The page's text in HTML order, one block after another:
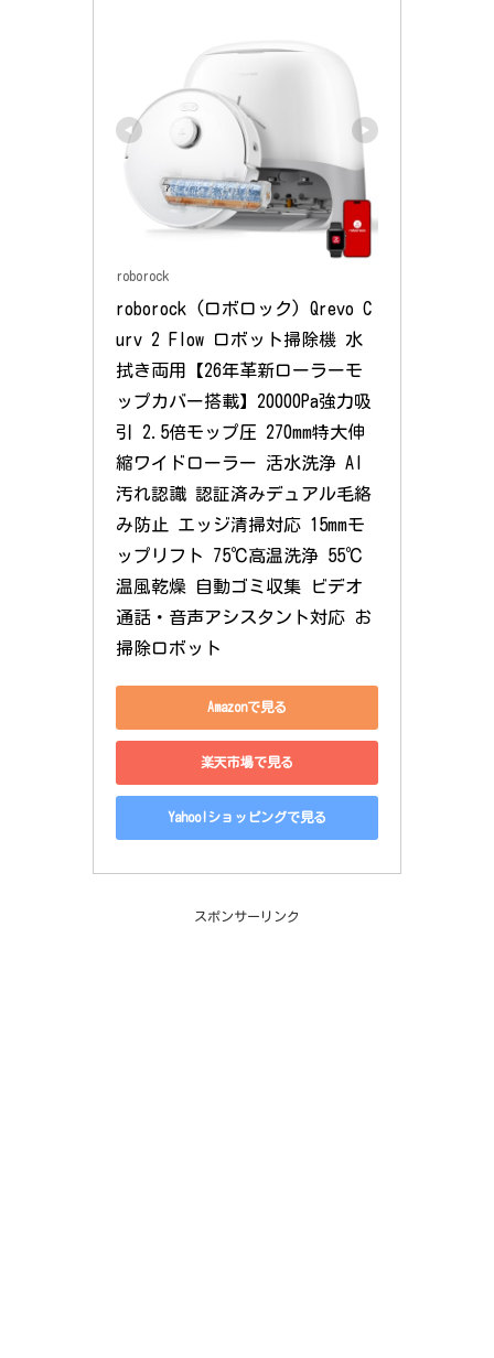
roborock
roborock (ロボロック) Qrevo C
urv 2 Flow ロボット掃除機 水
拭き両用【26年革新ローラーモ
ップカバー搭載】20000Pa強力吸
引 2.5倍モップ圧 270mm特大伸
縮ワイドローラー 活水洗浄 AI
汚れ認識 認証済みデュアル毛絡
み防止 エッジ清掃対応 15mmモ
ップリフト 75℃高温洗浄 55℃
温風乾燥 自動ゴミ収集 ビデオ
通話・音声アシスタント対応 お
掃除ロボット
Amazonで見る
楽天市場で見る
Yahoo!ショッピングで見る
スポンサーリンク